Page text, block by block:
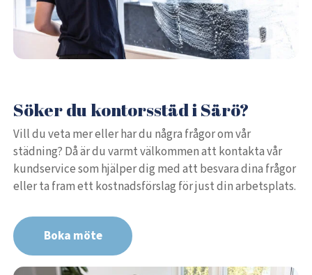
Söker du kontorsstäd i Särö?
Vill du veta mer eller har du några frågor om vår
städning? Då är du varmt välkommen att kontakta vår
kundservice som hjälper dig med att besvara dina frågor
eller ta fram ett kostnadsförslag för just din arbetsplats.
Boka möte